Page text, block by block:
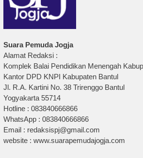
Suara Pemuda Jogja
Alamat Redaksi :
Komplek Balai Pendidikan Menengah
Kantor DPD KNPI Kabupaten Bantul
Jl. R.A. Kartini No. 38 Trirenggo Bantul
Yogyakarta 55714
Hotline : 083840666866
WhatsApp : 083840666866
Email : redaksispj@gmail.com
website : www.suarapemudajogja.com